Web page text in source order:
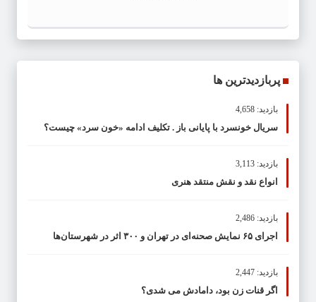
پربازدیدترین ها
بازدید: 4,658
سریال خونسرد با پایانی باز . تکلیف ادامه «خون سرد» چیست؟
بازدید: 3,113
انواع نقد و نقش منتقد هنری
بازدید: 2,486
اجرای ۶۵ نمایش صحنه‌ای در تهران و ۳۰۰ اثر در شهرستان‌ها
بازدید: 2,447
اگر قنات زن بود، دامادش می شدی؟